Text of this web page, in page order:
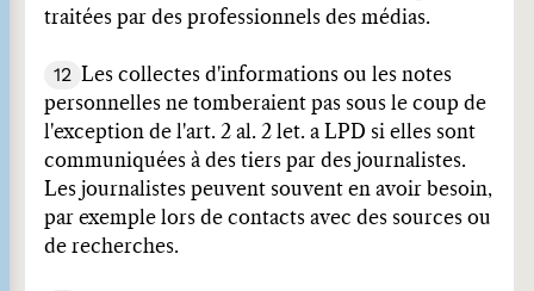
traitées par des professionnels des médias.
12
Les collectes d'informations ou les notes
personnelles ne tomberaient pas sous le coup de
l'exception de l'art. 2 al. 2 let. a LPD si elles sont
communiquées à des tiers par des journalistes.
Les journalistes peuvent souvent en avoir besoin,
par exemple lors de contacts avec des sources ou
de recherches.